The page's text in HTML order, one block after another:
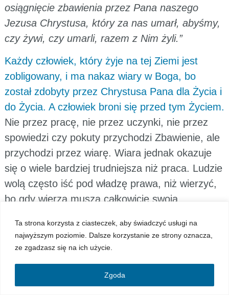
Ta strona korzysta z ciasteczek, aby świadczyć usługi na
najwyższym poziomie. Dalsze korzystanie ze strony oznacza,
ze zgadzasz się na ich użycie.
Zgoda
osiągnięcie zbawienia przez Pana naszego
Jezusa Chrystusa, który za nas umarł, abyśmy,
czy żywi, czy umarli, razem z Nim żyli.”
Każdy człowiek, który żyje na tej Ziemi jest
zobligowany, i ma nakaz wiary w Boga, bo
został zdobyty przez Chrystusa Pana dla Życia i
do Życia. A człowiek broni się przed tym Życiem.
Nie przez pracę, nie przez uczynki, nie przez
spowiedzi czy pokuty przychodzi Zbawienie, ale
przychodzi przez wiarę. Wiara jednak okazuje
się o wiele bardziej trudniejsza niż praca. Ludzie
wolą często iść pod władzę prawa, niż wierzyć,
bo gdy wierzą muszą całkowicie swoją
swoje siły, całe swoje pragnienie, i całą naturę
ku Bogu, i zdążać ku Jemu Jedynemu z Miłości.
chce wyjść z pod prawa, bo okazuje się, że jest